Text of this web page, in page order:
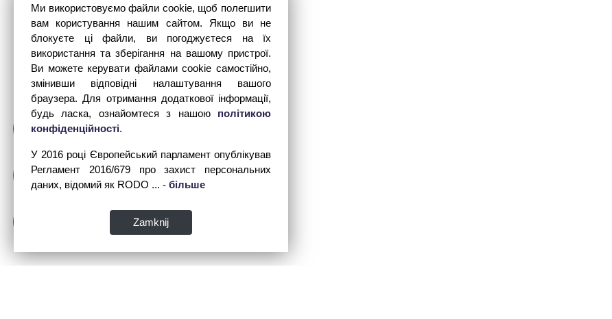
Ми використовуємо файли cookie, щоб полегшити
вам користування нашим сайтом. Якщо ви не
блокуєте ці файли, ви погоджуєтеся на їх
використання та зберігання на вашому пристрої.
Ви можете керувати файлами cookie самостійно,
змінивши відповідні налаштування вашого
браузера. Для отримання додаткової інформації,
будь ласка, ознайомтеся з нашоюполітикою
конфіденційності.
У 2016 році Європейський парламент опублікував
Регламент 2016/679 про захист персональних
даних, відомий як RODO ... - більше
Zamknij